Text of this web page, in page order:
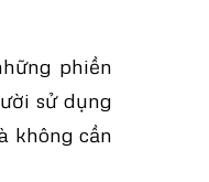
phiền
sử dụng
không cần